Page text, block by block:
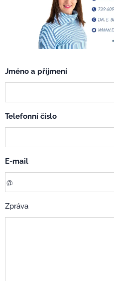
Jméno a příjmení
Telefonní číslo
E-mail
Zpráva